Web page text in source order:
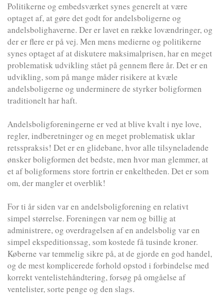
Politikerne og embedsværket synes generelt at være
optaget af, at gøre det godt for andelsboligerne og
andelsbolighaverne. Der er lavet en række lovændringer, og
der er flere er på vej. Men mens medierne og politikerne
synes optaget af at diskutere maksimalprisen, har en meget
problematisk udvikling stået på gennem flere år. Det er en
udvikling, som på mange måder risikere at kvæle
andelsboligerne og underminere de styrker boligformen
traditionelt har haft.
Andelsboligforeningerne er ved at blive kvalt i nye love,
regler, indberetninger og en meget problematisk uklar
retsspraksis! Det er en glidebane, hvor alle tilsyneladende
ønsker boligformen det bedste, men hvor man glemmer, at
et af boligformens store fortrin er enkeltheden. Det er som
om, der mangler et overblik!
For ti år siden var en andelsboligforening en relativt
simpel størrelse. Foreningen var nem og billig at
administrere, og overdragelsen af en andelsbolig var en
simpel ekspeditionssag, som kostede få tusinde kroner.
Køberne var temmelig sikre på, at de gjorde en god handel,
og de mest komplicerede forhold opstod i forbindelse med
korrekt ventelistehåndtering, forsøg på omgåelse af
ventelister, sorte penge og den slags.